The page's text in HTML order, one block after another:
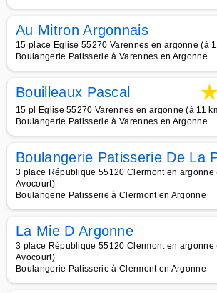
Au Mitron Argonnais
15 place Eglise 55270 Varennes en argonne (à
Boulangerie Patisserie à Varennes en Argonne
Bouilleaux Pascal
15 pl Eglise 55270 Varennes en argonne (à 11
Boulangerie Patisserie à Varennes en Argonne
Boulangerie Patisserie De La
3 place République 55120 Clermont en argonne
Avocourt)
Boulangerie Patisserie à Clermont en Argonne
La Mie D Argonne
3 place République 55120 Clermont en argonne
Avocourt)
Boulangerie Patisserie à Clermont en Argonne